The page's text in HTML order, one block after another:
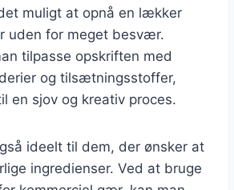
muligt at opnå en lækker
uden for meget besvær.
tilpasse opskriften med
og tilsætningsstoffer,
en sjov og kreativ proces.
ideelt til dem, der ønsker at
ingredienser. Ved at bruge